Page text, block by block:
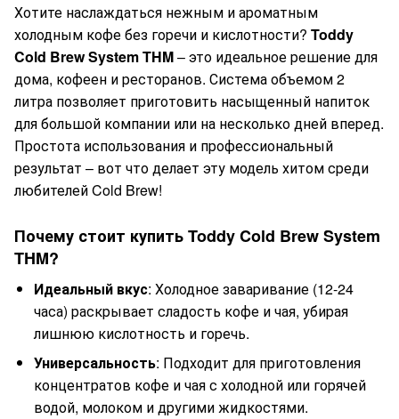
Хотите наслаждаться нежным и ароматным
холодным кофе без горечи и кислотности? Toddy
Cold Brew System THM– это идеальное решение для
дома, кофеен и ресторанов. Система объемом 2
литра позволяет приготовить насыщенный напиток
для большой компании или на несколько дней вперед.
Простота использования и профессиональный
результат – вот что делает эту модель хитом среди
любителей Cold Brew!
Почему стоит купить Toddy Cold Brew System
THM?
Идеальный вкус: Холодное заваривание (12-24
часа) раскрывает сладость кофе и чая, убирая
лишнюю кислотность и горечь.
Универсальность: Подходит для приготовления
концентратов кофе и чая с холодной или горячей
водой, молоком и другими жидкостями.